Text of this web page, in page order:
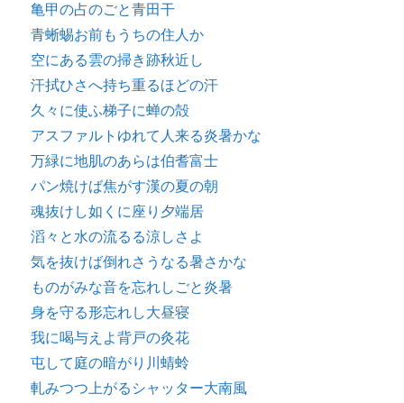
亀甲の占のごと青田干
青蜥蜴お前もうちの住人か
空にある雲の掃き跡秋近し
汗拭ひさへ持ち重るほどの汗
久々に使ふ梯子に蝉の殻
アスファルトゆれて人来る炎暑かな
万緑に地肌のあらは伯耆富士
パン焼けば焦がす漢の夏の朝
魂抜けし如くに座り夕端居
滔々と水の流るる涼しさよ
気を抜けば倒れさうなる暑さかな
ものがみな音を忘れしごと炎暑
身を守る形忘れし大昼寝
我に喝与えよ背戸の灸花
屯して庭の暗がり川蜻蛉
軋みつつ上がるシャッター大南風